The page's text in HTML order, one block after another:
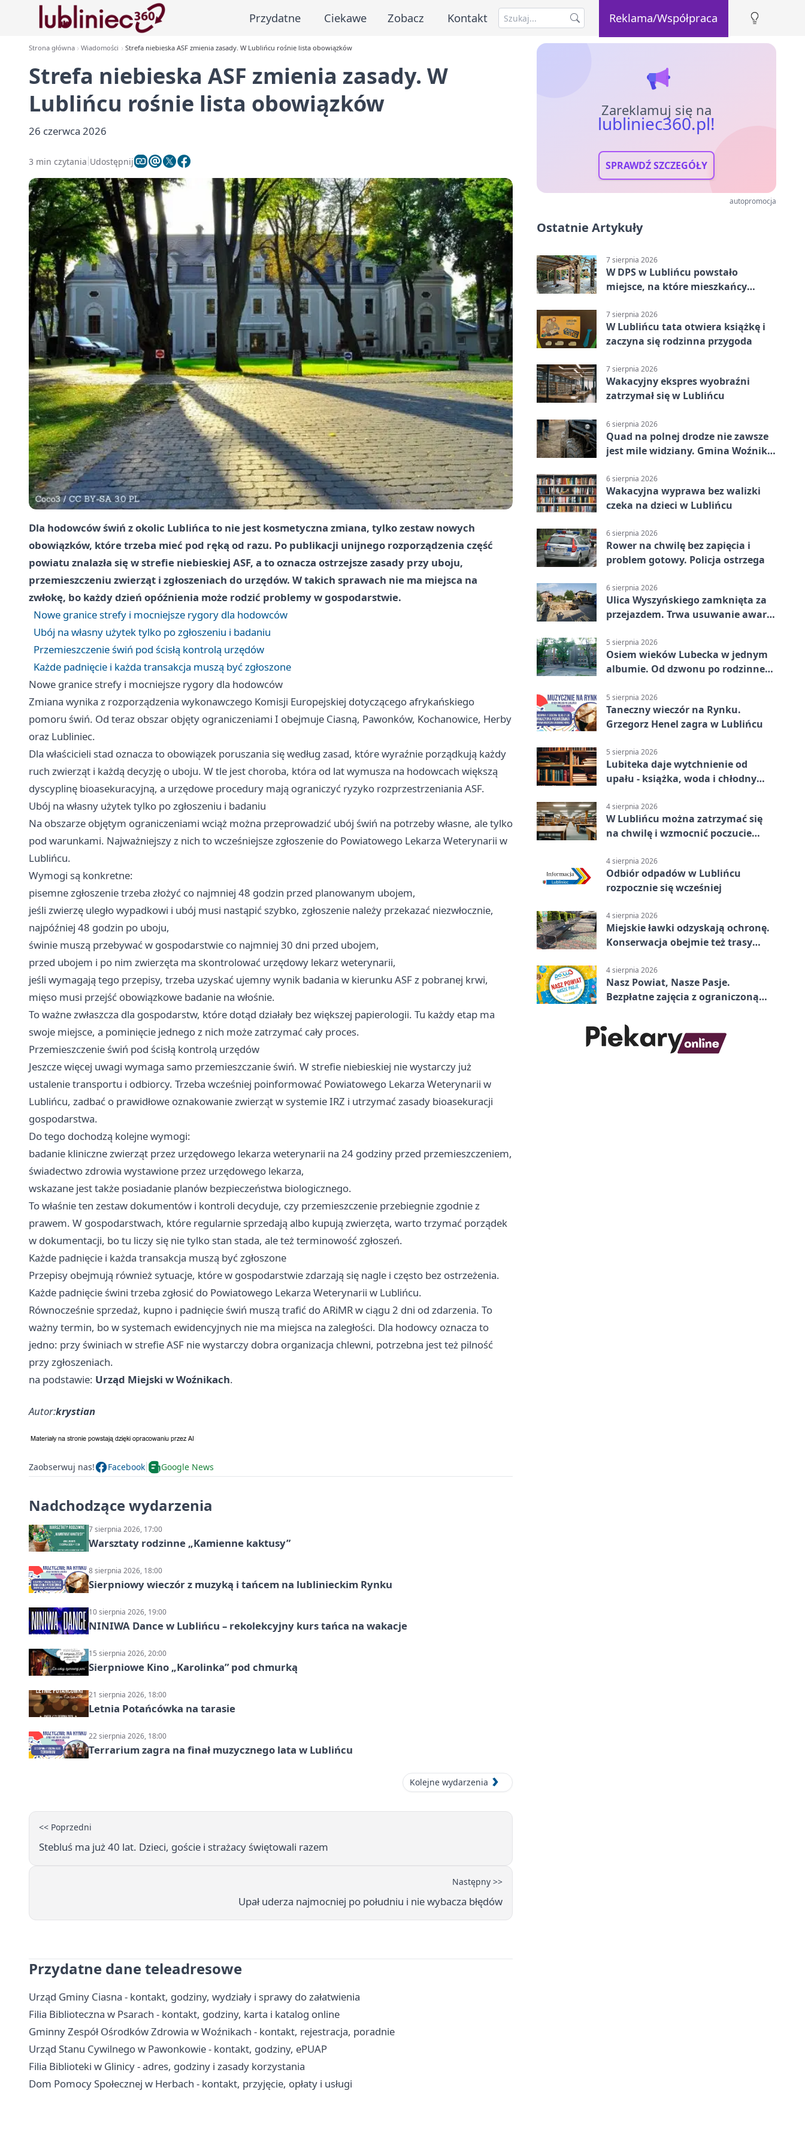
Przydatne Ciekawe Zobacz Kontakt Reklama/Współpraca
Strona główna Wiadomości Strefa niebieska ASF zmienia zasady. W Lublińcu rośnie lista obowiązków
Strefa niebieska ASF zmienia zasady. W
Lublińcu rośnie lista obowiązków
26 czerwca 2026
3 min czytania Udostępnij
Dla hodowców świń z okolic Lublińca to nie jest kosmetyczna zmiana, tylko zestaw nowych
obowiązków, które trzeba mieć pod ręką od razu. Po publikacji unijnego rozporządzenia część
powiatu znalazła się w strefie niebieskiej ASF, a to oznacza ostrzejsze zasady przy uboju,
przemieszczeniu zwierząt i zgłoszeniach do urzędów. W takich sprawach nie ma miejsca na
zwłokę, bo każdy dzień opóźnienia może rodzić problemy w gospodarstwie.
Nowe granice strefy i mocniejsze rygory dla hodowców
Ubój na własny użytek tylko po zgłoszeniu i badaniu
Przemieszczenie świń pod ścisłą kontrolą urzędów
Każde padnięcie i każda transakcja muszą być zgłoszone
Nowe granice strefy i mocniejsze rygory dla hodowców
Zmiana wynika z rozporządzenia wykonawczego Komisji Europejskiej dotyczącego afrykańskiego
pomoru świń. Od teraz obszar objęty ograniczeniami I obejmuje Ciasną, Pawonków, Kochanowice, Herby
oraz Lubliniec.
Dla właścicieli stad oznacza to obowiązek poruszania się według zasad, które wyraźnie porządkują każdy
ruch zwierząt i każdą decyzję o uboju. W tle jest choroba, która od lat wymusza na hodowcach większą
dyscyplinę bioasekuracyjną, a urzędowe procedury mają ograniczyć ryzyko rozprzestrzeniania ASF.
Ubój na własny użytek tylko po zgłoszeniu i badaniu
Na obszarze objętym ograniczeniami wciąż można przeprowadzić ubój świń na potrzeby własne, ale tylko
pod warunkami. Najważniejszy z nich to wcześniejsze zgłoszenie do Powiatowego Lekarza Weterynarii w
Lublińcu.
Wymogi są konkretne:
pisemne zgłoszenie trzeba złożyć co najmniej 48 godzin przed planowanym ubojem,
jeśli zwierzę uległo wypadkowi i ubój musi nastąpić szybko, zgłoszenie należy przekazać niezwłocznie,
najpóźniej 48 godzin po uboju,
świnie muszą przebywać w gospodarstwie co najmniej 30 dni przed ubojem,
przed ubojem i po nim zwierzęta ma skontrolować urzędowy lekarz weterynarii,
jeśli wymagają tego przepisy, trzeba uzyskać ujemny wynik badania w kierunku ASF z pobranej krwi,
mięso musi przejść obowiązkowe badanie na włośnie.
To ważne zwłaszcza dla gospodarstw, które dotąd działały bez większej papierologii. Tu każdy etap ma
swoje miejsce, a pominięcie jednego z nich może zatrzymać cały proces.
Przemieszczenie świń pod ścisłą kontrolą urzędów
Jeszcze więcej uwagi wymaga samo przemieszczanie świń. W strefie niebieskiej nie wystarczy już
ustalenie transportu i odbiorcy. Trzeba wcześniej poinformować Powiatowego Lekarza Weterynarii w
Lublińcu, zadbać o prawidłowe oznakowanie zwierząt w systemie IRZ i utrzymać zasady bioasekuracji
gospodarstwa.
Do tego dochodzą kolejne wymogi:
badanie kliniczne zwierząt przez urzędowego lekarza weterynarii na 24 godziny przed przemieszczeniem,
świadectwo zdrowia wystawione przez urzędowego lekarza,
wskazane jest także posiadanie planów bezpieczeństwa biologicznego.
To właśnie ten zestaw dokumentów i kontroli decyduje, czy przemieszczenie przebiegnie zgodnie z
prawem. W gospodarstwach, które regularnie sprzedają albo kupują zwierzęta, warto trzymać porządek
w dokumentacji, bo tu liczy się nie tylko stan stada, ale też terminowość zgłoszeń.
Każde padnięcie i każda transakcja muszą być zgłoszone
Przepisy obejmują również sytuacje, które w gospodarstwie zdarzają się nagle i często bez ostrzeżenia.
Każde padnięcie świni trzeba zgłosić do Powiatowego Lekarza Weterynarii w Lublińcu.
Równocześnie sprzedaż, kupno i padnięcie świń muszą trafić do ARiMR w ciągu 2 dni od zdarzenia. To
ważny termin, bo w systemach ewidencyjnych nie ma miejsca na zaległości. Dla hodowcy oznacza to
jedno: przy świniach w strefie ASF nie wystarczy dobra organizacja chlewni, potrzebna jest też pilność
przy zgłoszeniach.
na podstawie: Urząd Miejski w Woźnikach.
Autor:krystian
Zaobserwuj nas! Facebook Google News
Nadchodzące wydarzenia
7 sierpnia 2026, 17:00
Warsztaty rodzinne „Kamienne kaktusy”
8 sierpnia 2026, 18:00
Sierpniowy wieczór z muzyką i tańcem na lublinieckim Rynku
10 sierpnia 2026, 19:00
NINIWA Dance w Lublińcu – rekolekcyjny kurs tańca na wakacje
15 sierpnia 2026, 20:00
Sierpniowe Kino „Karolinka” pod chmurką
21 sierpnia 2026, 18:00
Letnia Potańcówka na tarasie
22 sierpnia 2026, 18:00
Terrarium zagra na finał muzycznego lata w Lublińcu
Kolejne wydarzenia
<< Poprzedni
Stebluś ma już 40 lat. Dzieci, goście i strażacy świętowali razem
Następny >>
Upał uderza najmocniej po południu i nie wybacza błędów
Przydatne dane teleadresowe
Urząd Gminy Ciasna - kontakt, godziny, wydziały i sprawy do załatwienia
Filia Biblioteczna w Psarach - kontakt, godziny, karta i katalog online
Gminny Zespół Ośrodków Zdrowia w Woźnikach - kontakt, rejestracja, poradnie
Urząd Stanu Cywilnego w Pawonkowie - kontakt, godziny, ePUAP
Filia Biblioteki w Glinicy - adres, godziny i zasady korzystania
Dom Pomocy Społecznej w Herbach - kontakt, przyjęcie, opłaty i usługi
Zareklamuj się na
lubliniec360.pl!
SPRAWDŹ SZCZEGÓŁY
autopromocja
Ostatnie Artykuły
7 sierpnia 2026
W DPS w Lublińcu powstało
miejsce, na które mieszkańcy
7 sierpnia 2026
W Lublińcu tata otwiera książkę i
zaczyna się rodzinna przygoda
7 sierpnia 2026
Wakacyjny ekspres wyobraźni
zatrzymał się w Lublińcu
6 sierpnia 2026
Quad na polnej drodze nie zawsze
jest mile widziany. Gmina Woźniki
6 sierpnia 2026
Wakacyjna wyprawa bez walizki
czeka na dzieci w Lublińcu
6 sierpnia 2026
Rower na chwilę bez zapięcia i
problem gotowy. Policja ostrzega
6 sierpnia 2026
Ulica Wyszyńskiego zamknięta za
przejazdem. Trwa usuwanie awarii
5 sierpnia 2026
Osiem wieków Lubecka w jednym
albumie. Od dzwonu po rodzinne
5 sierpnia 2026
Taneczny wieczór na Rynku.
Grzegorz Henel zagra w Lublińcu
5 sierpnia 2026
Lubiteka daje wytchnienie od
upału - książka, woda i chłodny
4 sierpnia 2026
W Lublińcu można zatrzymać się
na chwilę i wzmocnić poczucie
4 sierpnia 2026
Odbiór odpadów w Lublińcu
rozpocznie się wcześniej
4 sierpnia 2026
Miejskie ławki odzyskają ochronę.
Konserwacja obejmie też trasy
4 sierpnia 2026
Nasz Powiat, Nasze Pasje.
Bezpłatne zajęcia z ograniczoną